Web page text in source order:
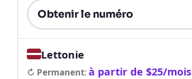
Obtenir le numéro
Lettonie
↻ Permanent:à partir de $25/mois